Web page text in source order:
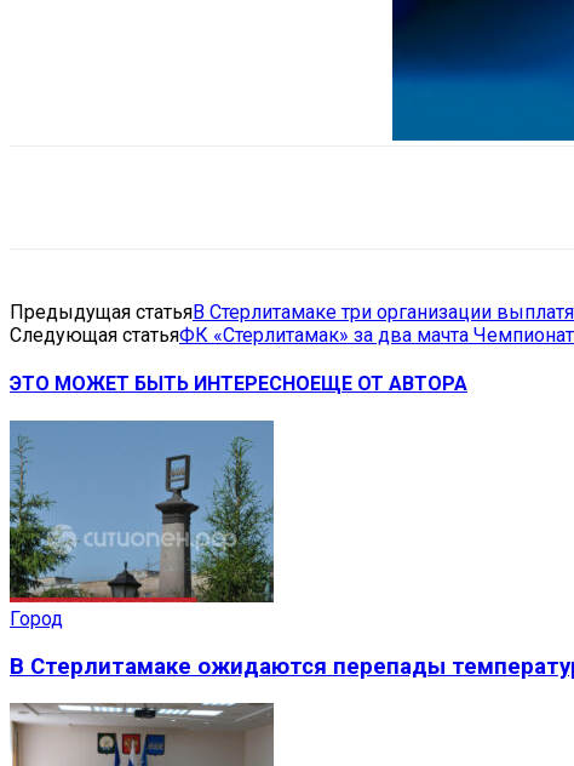
Предыдущая статьяВ Стерлитамаке три организации
Следующая статьяФК «Стерлитамак» за два мачта
ЭТО МОЖЕТ БЫТЬ ИНТЕРЕСНОЕЩЕ ОТ АВТОРА
Город
В Стерлитамаке ожидаются перепады